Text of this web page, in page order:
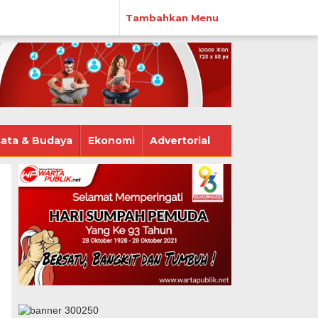
Tambahkan Menu
& Budaya Ekonomi Advertorial